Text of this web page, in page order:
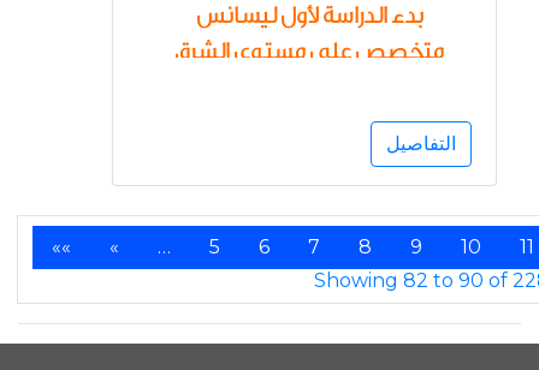
بدء الدراسة لأول ليسانس
متخصص على مستوى الشرق
والأساليب العلاجية" بجامعة
بنها العام المقبل 2025/2026
التفاصيل
«« « … 5 6 7 8 9 10 11